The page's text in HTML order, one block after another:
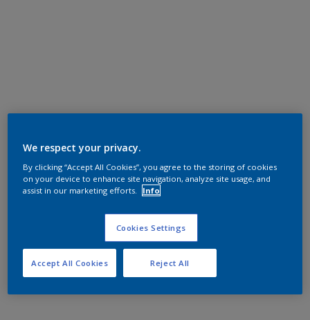
We respect your privacy.
By clicking “Accept All Cookies”, you agree to the storing of cookies
on your device to enhance site navigation, analyze site usage, and
assist in our marketing efforts.
Info
Cookies Settings
Reject All
Accept All Cookies